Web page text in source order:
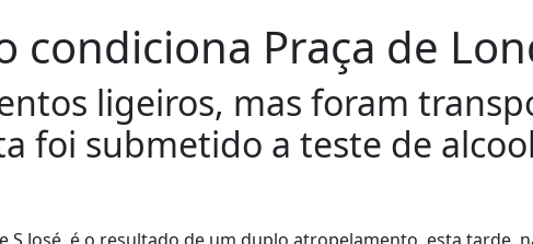
Praça de
ligeiros, mas foram
foi submetido a teste de